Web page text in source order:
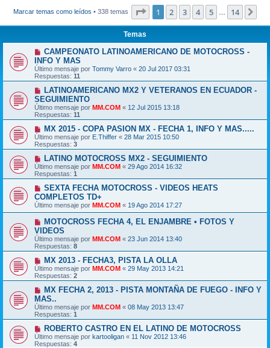
Marcar temas como leídos • 338 temas Página de 14
1 2 3 4 5 14
Temas
CAMPEONATO LATINOAMERICANO DE MOTOCROSS -
INFO Y MAS
Último mensaje por Tommy Varro « 20 Jul 2017 03:31
Respuestas: 11
LATINOAMERICANO MX2 Y VETERANOS EN ECUADOR -
SEGUIMIENTO
Último mensaje por MM.COM « 12 Jul 2015 13:18
Respuestas: 11
MX 2015 - COPA PASION MX - FECHA 1, INFO Y MAS.....
Último mensaje por E.Thiffer « 28 Mar 2015 10:50
Respuestas: 3
LATINO MOTOCROSS MX2 - SEGUIMIENTO
Último mensaje por MM.COM « 29 Ago 2014 16:32
Respuestas: 1
SEXTA FECHA MOTOCROSS - VIDEOS HEATS
COMPLETOS TD+
Último mensaje por MM.COM « 19 Ago 2014 17:27
MOTOCROSS FECHA 4, EL ENJAMBRE • FOTOS Y
VIDEOS
Último mensaje por MM.COM « 23 Jun 2014 13:40
Respuestas: 8
MX 2013 - FECHA3, PISTA LA OLLA
Último mensaje por MM.COM « 29 May 2013 14:21
Respuestas: 2
MX FECHA 2, 2013 - PISTA MONTAÑA DE FUEGO - INFO Y
MAS..
Último mensaje por MM.COM « 08 May 2013 13:47
Respuestas: 1
ROBERTO CASTRO EN EL LATINO DE MOTOCROSS
Último mensaje por kartooligan « 11 Nov 2012 13:46
Respuestas: 4